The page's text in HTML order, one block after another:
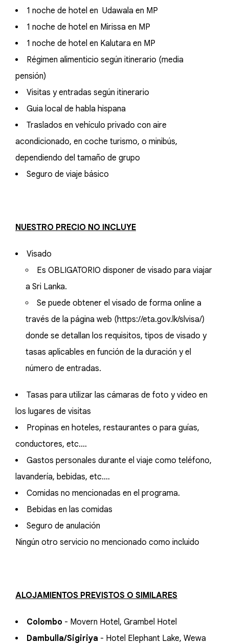
1 noche de hotel en Udawala en MP
1 noche de hotel en Mirissa en MP
1 noche de hotel en Kalutara en MP
Régimen alimenticio según itinerario (media
pensión)
Visitas y entradas según itinerario
Guia local de habla hispana
Traslados en vehículo privado con aire
acondicionado, en coche turismo, o minibús,
dependiendo del tamaño de grupo
Seguro de viaje básico
NUESTRO PRECIO NO INCLUYE
Visado
Es OBLIGATORIO disponer de visado para viajar
a Sri Lanka.
Se puede obtener el visado de forma online a
través de la página web (https://eta.gov.lk/slvisa/)
donde se detallan los requisitos, tipos de visado y
tasas aplicables en función de la duración y el
número de entradas.
Tasas para utilizar las cámaras de foto y video en
los lugares de visitas
Propinas en hoteles, restaurantes o para guías,
conductores, etc.…
Gastos personales durante el viaje como teléfono,
lavandería, bebidas, etc.…
Comidas no mencionadas en el programa.
Bebidas en las comidas
Seguro de anulación
Ningún otro servicio no mencionado como incluido
ALOJAMIENTOS PREVISTOS O SIMILARES
Colombo - Movern Hotel, Grambel Hotel
Dambulla/Sigiriya - Hotel Elephant Lake, Wewa